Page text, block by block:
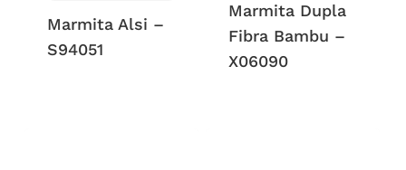
Marmita Alsi –
S94051
Marmita Dupla
Fibra Bambu –
X06090